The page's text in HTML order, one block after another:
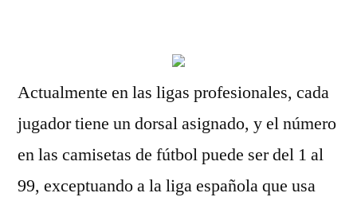
Actualmente en las ligas profesionales, cada
jugador tiene un dorsal asignado, y el número
en las camisetas de fútbol puede ser del 1 al
99, exceptuando a la liga española que usa